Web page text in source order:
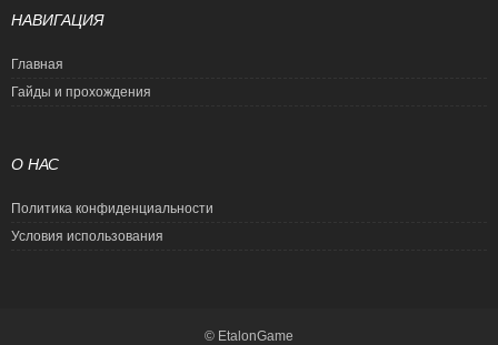
НАВИГАЦИЯ
Главная
Гайды и прохождения
О НАС
Политика конфиденциальности
Условия использования
© EtalonGame